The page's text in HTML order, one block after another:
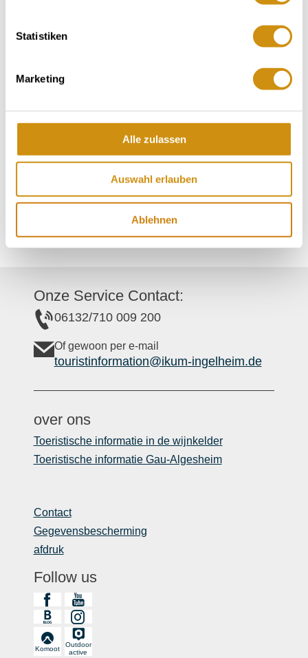
Statistiken
Marketing
Alle zulassen
Auswahl erlauben
Ablehnen
Contactgegevens:
Weingut Rollanderhof
Saulheim
Tel:(0049) 6732 61820
info@weingut-rollanderhof.de
Onze Service Contact:
06132/710 009 200
Of gewoon per e-mail
touristinformation@ikum-ingelheim.de
over ons
Toeristische informatie in de wijnkelder
Toeristische informatie Gau-Algesheim
Contact
Gegevensbescherming
afdruk
Follow us
Komoot
Outdoor
active